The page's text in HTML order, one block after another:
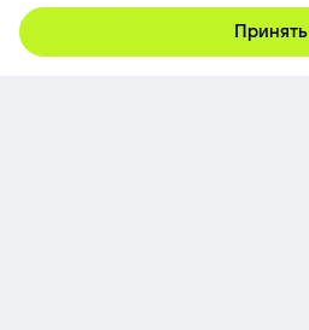
демо-доступ
Принять